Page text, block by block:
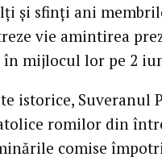
și sfinți ani
vie amintirea
în mijlocul lor pe 2
istorice, Suveranul
romilor din
comise